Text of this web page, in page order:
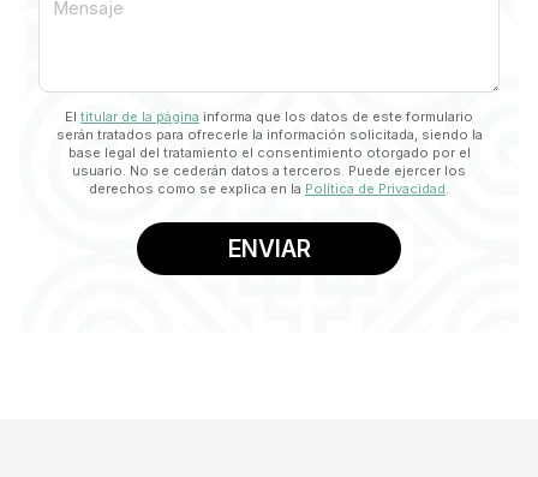
Mensaje
El titular de la página informa que los datos de este formulario
serán tratados para ofrecerle la información solicitada, siendo la
base legal del tratamiento el consentimiento otorgado por el
usuario. No se cederán datos a terceros. Puede ejercer los
derechos como se explica en la Política de Privacidad.